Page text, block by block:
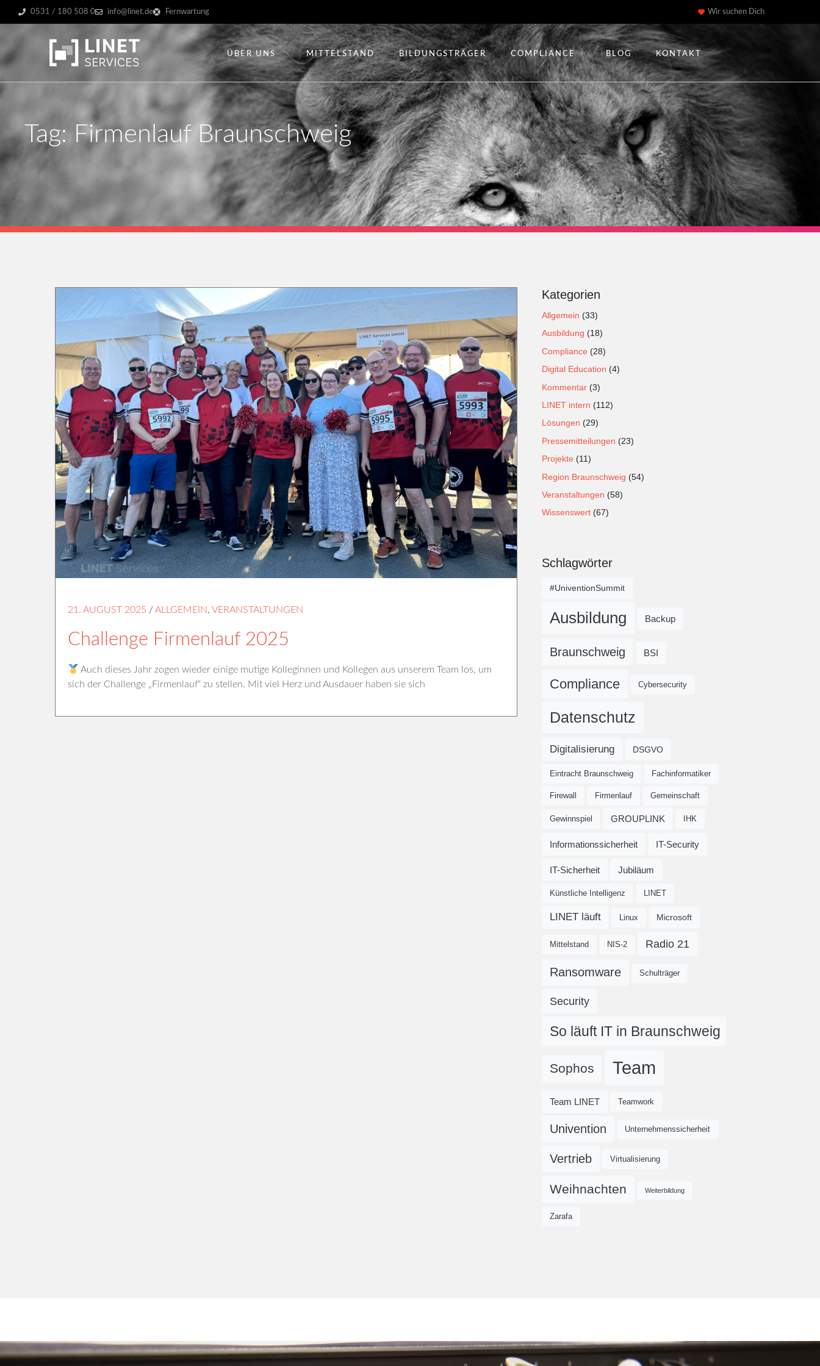
0531 / 180 508 0 info@linet.de Fernwartung Wir suchen Dich
ÜBER UNS MITTELSTAND BILDUNGSTRÄGER COMPLIANCE BLOG KONTAKT
Tag: Firmenlauf Braunschweig
21. AUGUST 2025 /ALLGEMEIN, VERANSTALTUNGEN
Challenge Firmenlauf 2025
Auch dieses Jahr zogen wieder einige mutige Kolleginnen und Kollegen aus unserem Team los, um
sich der Challenge „Firmenlauf“ zu stellen. Mit viel Herz und Ausdauer haben sie sich
Kategorien
Allgemein (33)
Ausbildung (18)
Compliance (28)
Digital Education (4)
Kommentar (3)
LINET intern (112)
Lösungen (29)
Pressemitteilungen (23)
Projekte (11)
Region Braunschweig (54)
Veranstaltungen (58)
Wissenswert (67)
Schlagwörter
#UniventionSummit
Ausbildung Backup
Braunschweig BSI
Compliance Cybersecurity
Datenschutz
Digitalisierung DSGVO
Eintracht Braunschweig Fachinformatiker
Firewall Firmenlauf Gemeinschaft
Gewinnspiel GROUPLINK IHK
Informationssicherheit IT-Security
IT-Sicherheit Jubiläum
Künstliche Intelligenz LINET
LINET läuft Linux Microsoft
Mittelstand NIS-2 Radio 21
Ransomware Schulträger
Security
So läuft IT in Braunschweig
Sophos Team
Team LINET Teamwork
Univention Unternehmenssicherheit
Vertrieb Virtualisierung
Weihnachten Weiterbildung
Zarafa